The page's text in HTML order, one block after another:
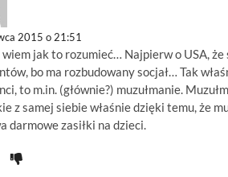
2015 o 21:51
wiem jak to rozumieć… Najpierw o USA,
bo ma rozbudowany socjał… Tak
to m.in. (głównie?) muzułmanie.
z samej siebie właśnie dzięki temu, że
darmowe zasiłki na dzieci.